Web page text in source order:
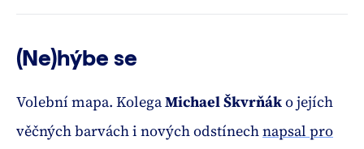
(Ne)hýbe se
Volební mapa. KolegaMichael Škvrňáko jejích
věčných barvách i nových odstínechnapsal pro